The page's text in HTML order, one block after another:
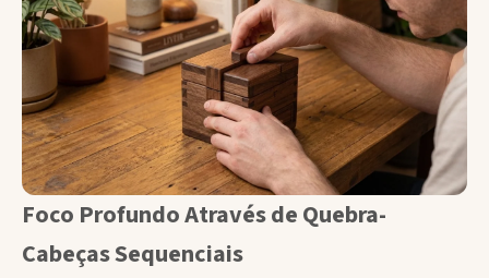
Foco Profundo Através de Quebra-
Cabeças Sequenciais